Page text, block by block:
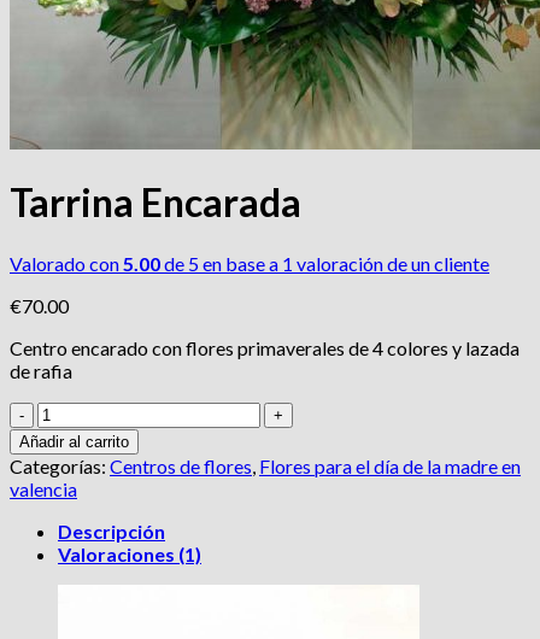
Tarrina Encarada
Valorado con5.00de 5 en base a 1 valoración de un cliente
€70.00
Centro encarado con flores primaverales de 4 colores y lazada
de rafia
Tarrina
Encarada
cantidad
Añadir al carrito
Categorías: Centros de flores, Flores para el día de la madre en
valencia
Descripción
Valoraciones (1)